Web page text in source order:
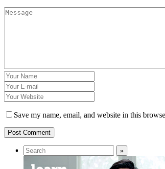
Save my name, email, and website in this